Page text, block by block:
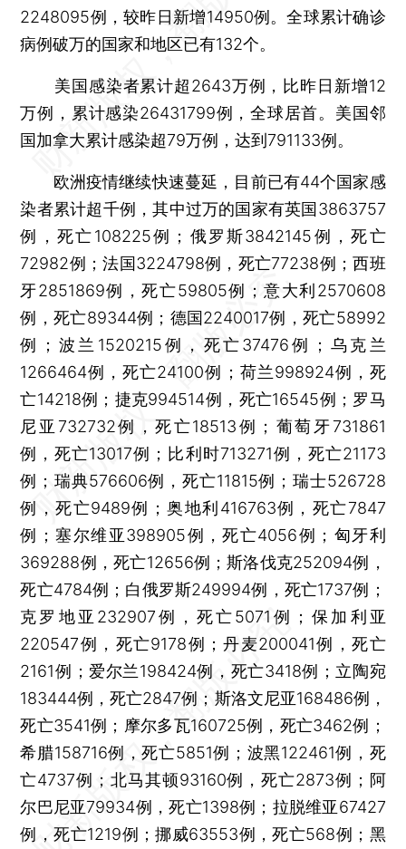
2248095例，较昨日新增14950例。全球累计确诊
病例破万的国家和地区已有132个。
美国感染者累计超2643万例，比昨日新增12
万例，累计感染26431799例，全球居首。美国邻
国加拿大累计感染超79万例，达到791133例。
欧洲疫情继续快速蔓延，目前已有44个国家感
染者累计超千例，其中过万的国家有英国3863757
例，死亡108225例；俄罗斯3842145例，死亡
72982例；法国3224798例，死亡77238例；西班
牙2851869例，死亡59805例；意大利2570608
例，死亡89344例；德国2240017例，死亡58992
例；波兰1520215例，死亡37476例；乌克兰
1266464例，死亡24100例；荷兰998924例，死
亡14218例；捷克994514例，死亡16545例；罗马
尼亚732732例，死亡18513例；葡萄牙731861
例，死亡13017例；比利时713271例，死亡21173
例；瑞典576606例，死亡11815例；瑞士526728
例，死亡9489例；奥地利416763例，死亡7847
例；塞尔维亚398905例，死亡4056例；匈牙利
369288例，死亡12656例；斯洛伐克252094例，
死亡4784例；白俄罗斯249994例，死亡1737例；
克罗地亚232907例，死亡5071例；保加利亚
220547例，死亡9178例；丹麦200041例，死亡
2161例；爱尔兰198424例，死亡3418例；立陶宛
183444例，死亡2847例；斯洛文尼亚168486例，
死亡3541例；摩尔多瓦160725例，死亡3462例；
希腊158716例，死亡5851例；波黑122461例，死
亡4737例；北马其顿93160例，死亡2873例；阿
尔巴尼亚79934例，死亡1398例；拉脱维亚67427
例，死亡1219例；挪威63553例，死亡568例；黑